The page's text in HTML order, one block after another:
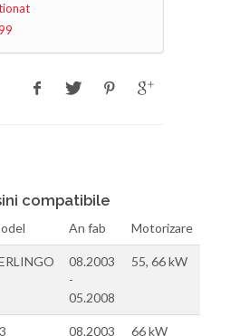
compatibile
An fab Motorizare
08.2003
-
05.2008
55, 66 kW
08.2003
66 kW